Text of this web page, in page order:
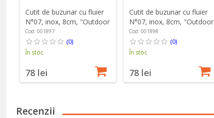
Cutit de buzunar cu fluier
N°07, inox, 8cm, "Outdoor
Junior", Red - Opinel
Cod: 001897
(0)
În stoc
78 lei
Cutit de buzunar cu fluier
N°07, inox, 8cm, "Outdoor
Junior", Blue - Opinel
Cod: 001898
(0)
În stoc
78 lei
Recenzii